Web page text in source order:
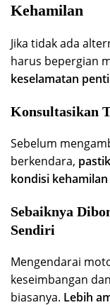
Kehamilan
Jika tidak ada
harus bepergian
keselamatan
Konsultasikan
Sebelum
berkendara,
kondisi kehamilan
Sebaiknya
Sendiri
Mengendarai
keseimbangan
biasanya. Lebih